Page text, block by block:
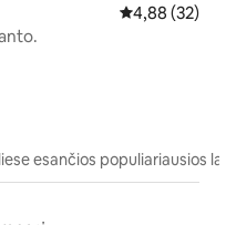
Vidutinis
4,88 (32)
esančios populiariausios